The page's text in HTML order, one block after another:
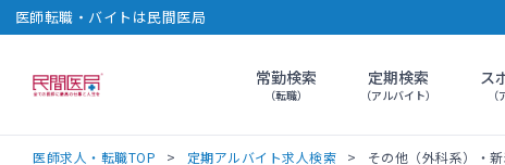
医師転職・バイトは民間医局
民間医局常勤検索
（転職）
定期検索
（アルバイト）
ス
医師求人・転職TOP 定期アルバイト求人検索 その他（外科系）・